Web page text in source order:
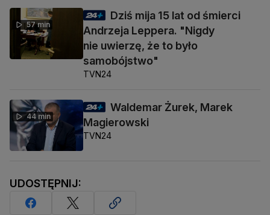
57 min
Dziś mija 15 lat od śmierci
Andrzeja Leppera. "Nigdy
nie uwierzę, że to było
samobójstwo"
TVN24
44 min
Waldemar Żurek, Marek
Magierowski
TVN24
UDOSTĘPNIJ: